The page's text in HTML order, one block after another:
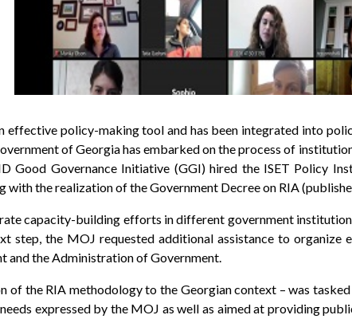
effective policy-making tool and has been integrated into
of Georgia has embarked on the process of
Good Governance Initiative (GGI) hired the ISET Policy
the realization of the Government Decree on RIA
capacity-building efforts in different government
step, the MOJ requested additional assistance to organize
and the Administration of Government.
of the RIA methodology to the Georgian context – was
expressed by the MOJ as well as aimed at providing